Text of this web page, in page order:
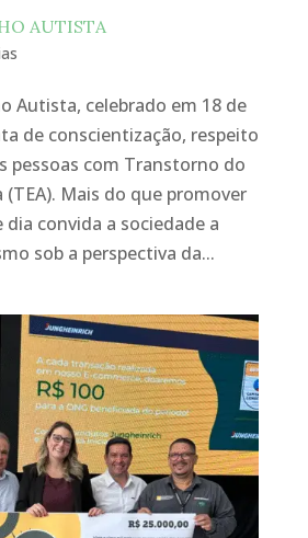
AUTISTA
Autista, celebrado em 18 de
de conscientização, respeito
pessoas com Transtorno do
Mais do que promover
dia convida a sociedade a
sob a perspectiva da...